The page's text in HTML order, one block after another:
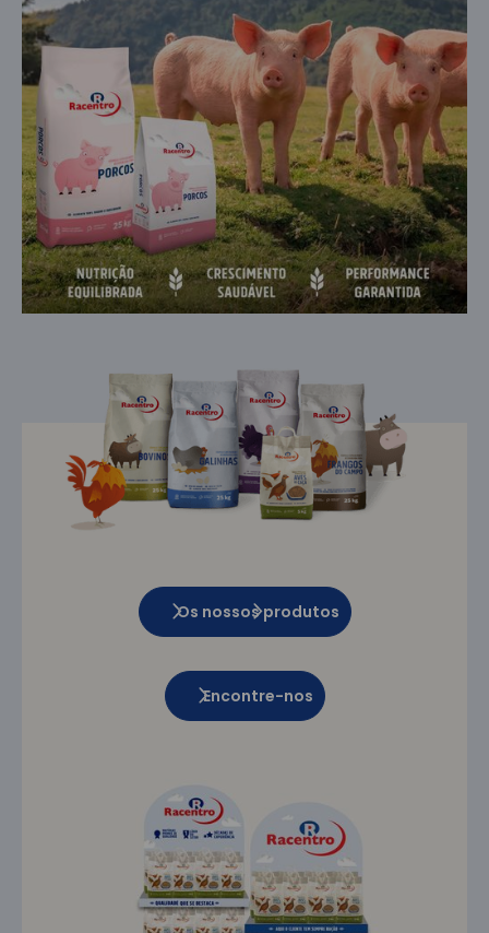
Os nossos produtos
Encontre-nos